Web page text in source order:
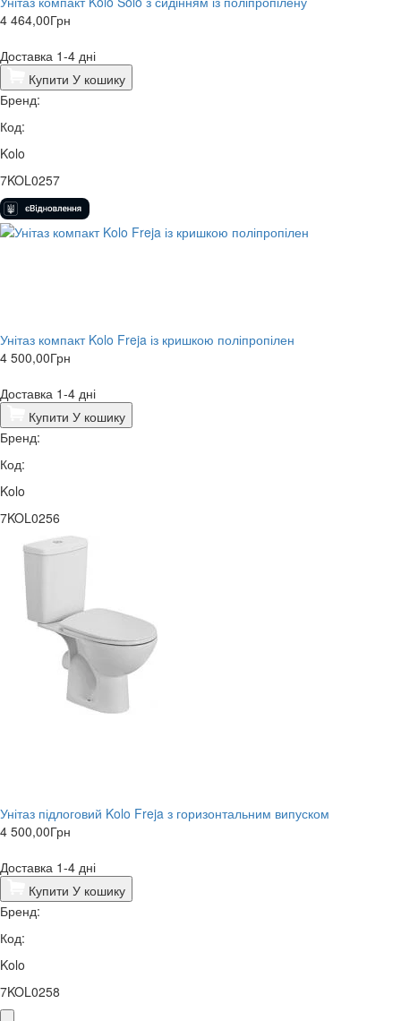
4 464,00Грн
Доставка 1-4 дні
Купити У кошику
Бренд:
Код:
Kolo
7KOL0257
Унітаз компакт Kolo Freja із кришкою поліпропілен
4 500,00Грн
Доставка 1-4 дні
Купити У кошику
Бренд:
Код:
Kolo
7KOL0256
Унітаз підлоговий Kolo Freja з горизонтальним випуском
4 500,00Грн
Доставка 1-4 дні
Купити У кошику
Бренд:
Код:
Kolo
7KOL0258